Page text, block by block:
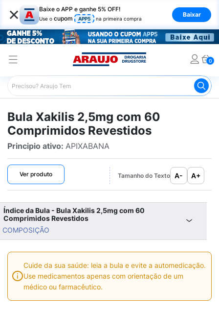
× Baixe o APP e ganhe 5% OFF!
Use o cupom APP5 na primeira compra
Baixar
0
Araujo Bulário Araujo Xakilis 2,5mg com 60
Bula Xakilis 2,5mg com 60
Comprimidos Revestidos
Principio ativo: APIXABANA
Ver produto Tamanho do Texto A- A+
Índice da Bula - Bula Xakilis 2,5mg com 60
Comprimidos Revestidos
COMPOSIÇÃO
Cuide da sua saúde: leia a bula e evite a automedicação.
Use medicamentos apenas com orientação de um
médico ou farmacêutico.